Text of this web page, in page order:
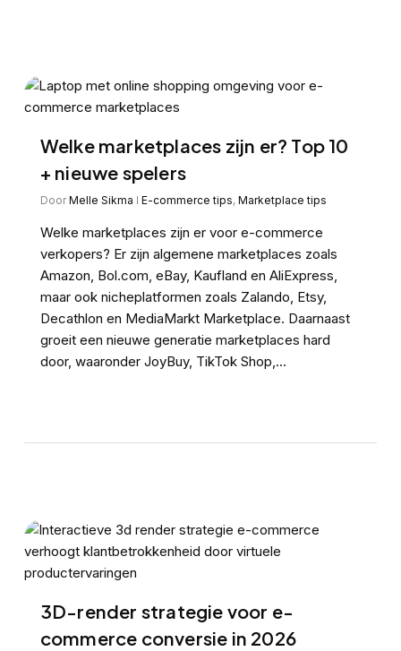
Welke marketplaces zijn er? Top 10
+ nieuwe spelers
Door Melle Sikma E-commerce tips, Marketplace tips
Welke marketplaces zijn er voor e-commerce
verkopers? Er zijn algemene marketplaces zoals
Amazon, Bol.com, eBay, Kaufland en AliExpress,
maar ook nicheplatformen zoals Zalando, Etsy,
Decathlon en MediaMarkt Marketplace. Daarnaast
groeit een nieuwe generatie marketplaces hard
door, waaronder JoyBuy, TikTok Shop,…
3D-render strategie voor e-
commerce conversie in 2026